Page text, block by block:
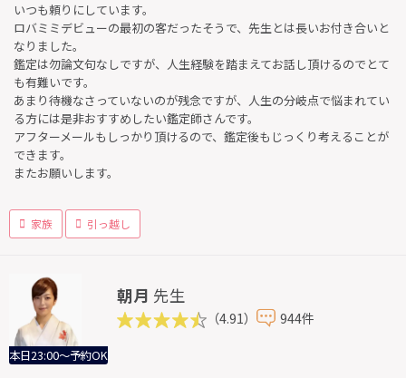
いつも頼りにしています。
ロバミミデビューの最初の客だったそうで、先生とは長いお付き合いと
なりました。
鑑定は勿論文句なしですが、人生経験を踏まえてお話し頂けるのでとて
も有難いです。
あまり待機なさっていないのが残念ですが、人生の分岐点で悩まれてい
る方には是非おすすめしたい鑑定師さんです。
アフターメールもしっかり頂けるので、鑑定後もじっくり考えることが
できます。
またお願いします。
家族 引っ越し
本日23:00～予約OK
朝月 先生
（4.91） 944件